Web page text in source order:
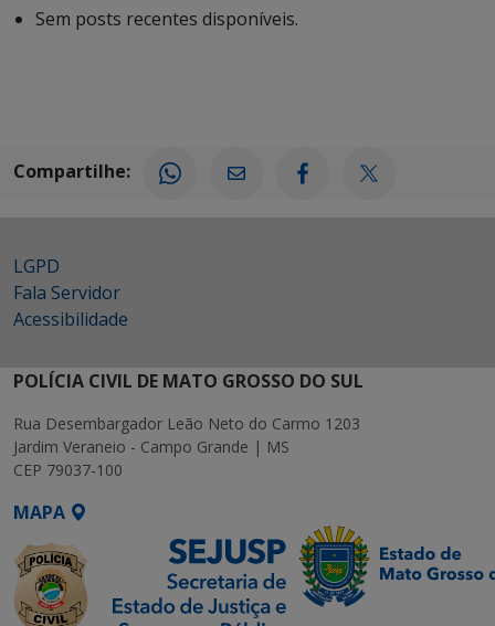
Sem posts recentes disponíveis.
Compartilhe:
LGPD
Fala Servidor
Acessibilidade
POLÍCIA CIVIL DE MATO GROSSO DO SUL
Rua Desembargador Leão Neto do Carmo 1203
Jardim Veraneio - Campo Grande | MS
CEP 79037-100
MAPA